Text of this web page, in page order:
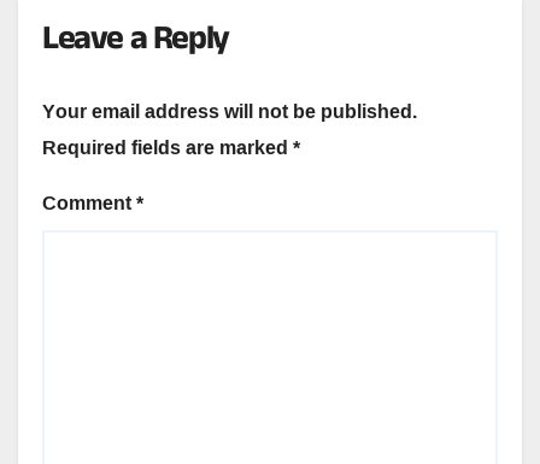
Leave a Reply
Your email address will not be published.
Required fields are marked*
Comment*